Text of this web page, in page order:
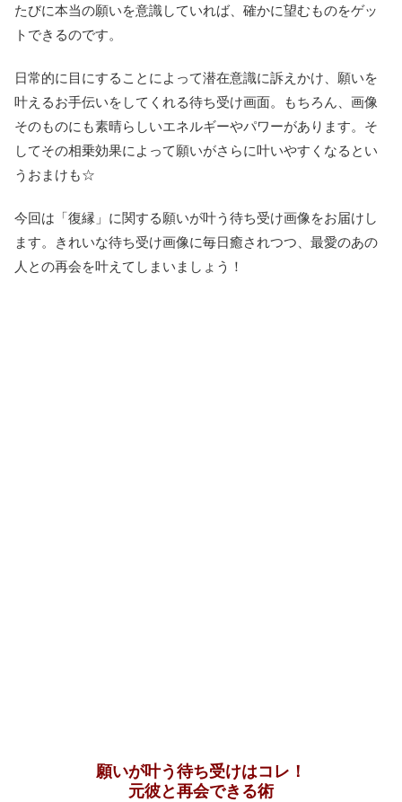
たびに本当の願いを意識していれば、確かに望むものをゲッ
トできるのです。
日常的に目にすることによって潜在意識に訴えかけ、願いを
叶えるお手伝いをしてくれる待ち受け画面。もちろん、画像
そのものにも素晴らしいエネルギーやパワーがあります。そ
してその相乗効果によって願いがさらに叶いやすくなるとい
うおまけも☆
今回は「復縁」に関する願いが叶う待ち受け画像をお届けし
ます。きれいな待ち受け画像に毎日癒されつつ、最愛のあの
人との再会を叶えてしまいましょう！
願いが叶う待ち受けはコレ！
元彼と再会できる術